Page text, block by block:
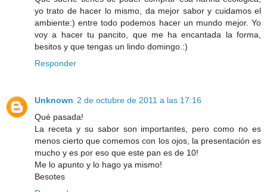
yo trato de hacer lo mismo, da mejor sabor y cuidamos el
ambiente:) entre todo podemos hacer un mundo mejor. Yo
voy a hacer tu pancito, que me ha encantada la forma,
besitos y que tengas un lindo domingo.:)
Responder
Unknown 2 de octubre de 2011 a las 17:16
Qué pasada!
La receta y su sabor son importantes, pero como no es
menos cierto que comemos con los ojos, la presentación es
mucho y es por eso que este pan es de 10!
Me lo apunto y lo hago ya mismo!
Besotes